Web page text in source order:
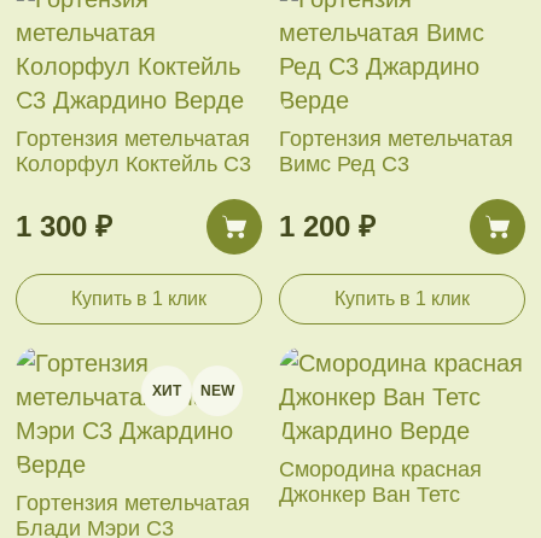
Гортензия метельчатая
Колорфул Коктейль С3
1 300 ₽
Купить в 1 клик
Гортензия метельчатая
Вимс Ред С3
1 200 ₽
Купить в 1 клик
ХИТ NEW
Гортензия метельчатая
Блади Мэри С3
Смородина красная
Джонкер Ван Тетс